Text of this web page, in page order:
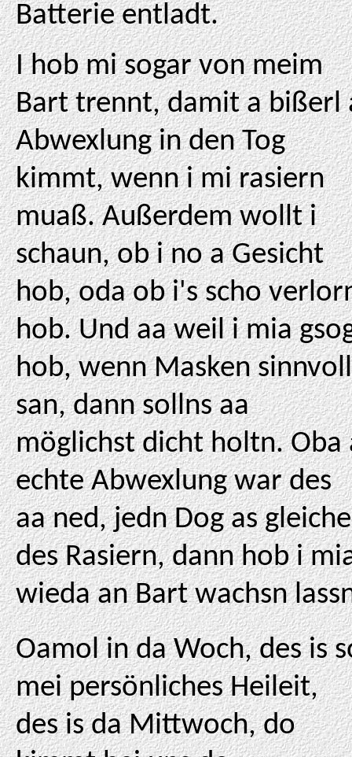
Batterie entladt.
I hob mi sogar von meim
Bart trennt, damit a bißerl
Abwexlung in den Tog
kimmt, wenn i mi rasiern
muaß. Außerdem wollt i
schaun, ob i no a Gesicht
hob, oda ob i's scho
hob. Und aa weil i mia
hob, wenn Masken sinnvoll
san, dann sollns aa
möglichst dicht holtn. Oba
echte Abwexlung war des
aa ned, jedn Dog as
des Rasiern, dann hob i
wieda an Bart wachsn
Oamol in da Woch, des is
mei persönliches Heileit,
des is da Mittwoch, do